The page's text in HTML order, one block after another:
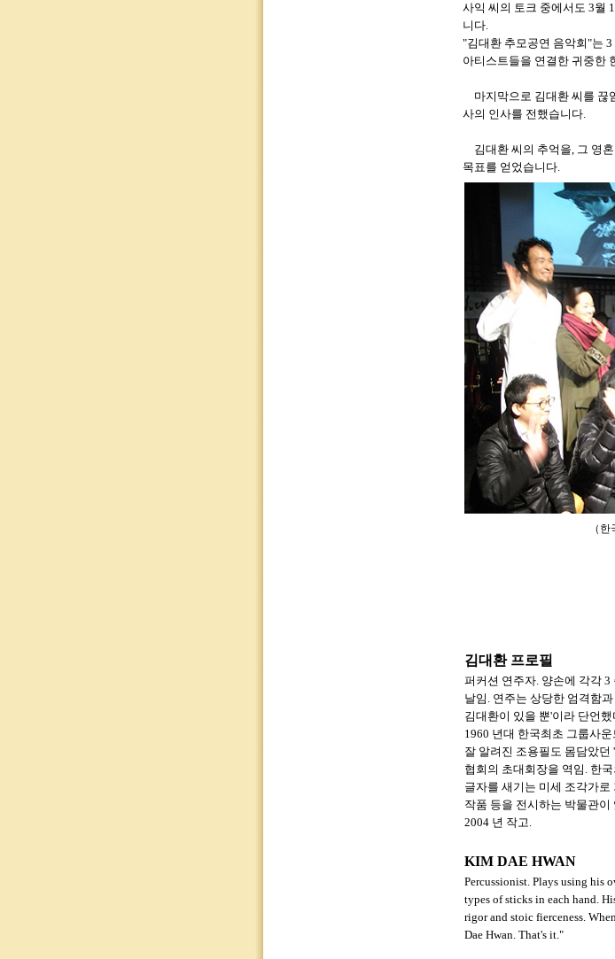
사익 씨의 토크 중에서도 3월
니다.
"김대환 추모공연 음악회"는
아티스트들을 연결한 귀중한
마지막으로 김대환 씨를 끊
사의 인사를 전했습니다.
김대환 씨의 추억을, 그 영
목표를 얻었습니다.
（
김대환 프로필
퍼커션 연주자. 양손에 각각
날임. 연주는 상당한 엄격함
김대환이 있을 뿐'이라 단언했
1960 년대 한국최초 그룹사
잘 알려진 조용필도 몸담았
협회의 초대회장을 역임. 한
글자를 새기는 미세 조각가
작품 등을 전시하는 박물관이
2004 년 작고.
KIM DAE HWAN
Percussionist. Plays using his
types of sticks in each hand.
rigor and stoic fierceness.
Dae Hwan. That's it."